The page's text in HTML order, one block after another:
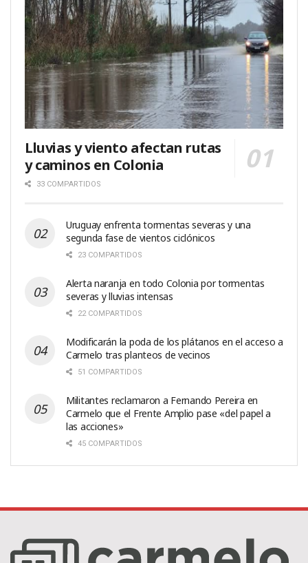
Lluvias y viento afectan rutas
y caminos en Colonia
33 COMPARTIDOS
Uruguay enfrenta tormentas severas y una
segunda fase de vientos ciclónicos
23 COMPARTIDOS
Alerta naranja en todo Colonia por tormentas
severas y lluvias intensas
22 COMPARTIDOS
Modificarán la poda de los plátanos en el acceso a
Carmelo tras planteos de vecinos
51 COMPARTIDOS
Militantes reclamaron a Fernando Pereira en
Carmelo que el Frente Amplio pase «del papel a
las acciones»
45 COMPARTIDOS